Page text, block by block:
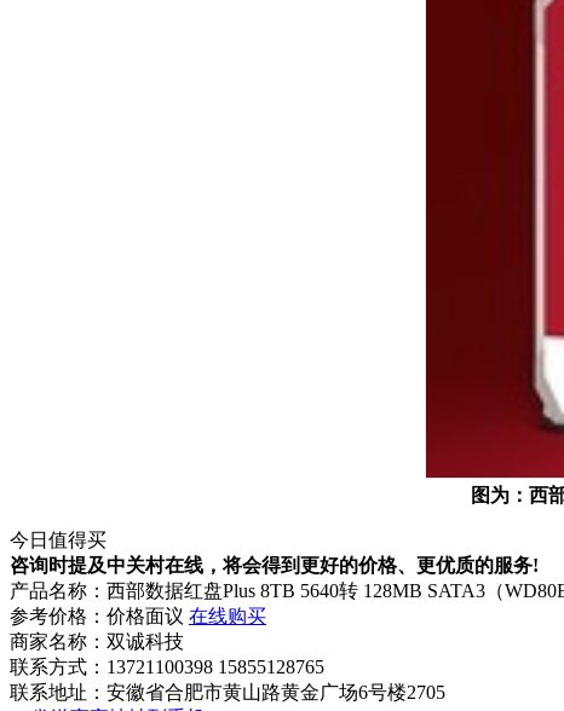
图为：西
今日值得买
咨询时提及中关村在线，将会得到更好的价格、更优质的服务!
产品名称： 西部数据红盘Plus 8TB 5640转 128MB SATA3（
参考价格： 价格面议 在线购买
商家名称： 双诚科技
联系方式： 13721100398 15855128765
联系地址： 安徽省合肥市黄山路黄金广场6号楼2705